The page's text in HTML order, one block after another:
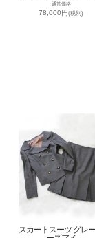
通常価格
78,000円(税別)
スカートスーツ グレ